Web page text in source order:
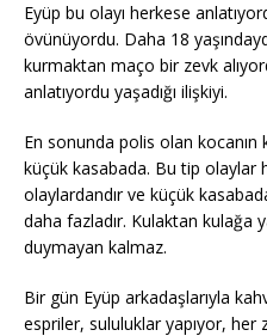
Eyüp bu olayı herkese
övünüyordu. Daha 18
kurmaktan maço bir zevk
anlatıyordu yaşadığı ilişkiyi.
En sonunda polis olan kocanın
küçük kasabada. Bu tip olaylar
olaylardandır ve küçük
daha fazladır. Kulaktan kulağa
duymayan kalmaz.
Bir gün Eyüp arkadaşlarıyla
espriler, sululuklar yapıyor, her